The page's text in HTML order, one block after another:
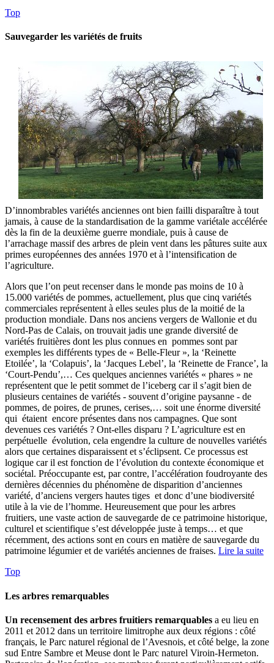
Top
Sauvegarder les variétés de fruits
D’innombrables variétés anciennes ont bien failli disparaître à tout
jamais, à cause de la standardisation de la gamme variétale accélérée
dès la fin de la deuxième guerre mondiale, puis à cause de
l’arrachage massif des arbres de plein vent dans les pâtures suite aux
primes européennes des années 1970 et à l’intensification de
l’agriculture.
Alors que l’on peut recenser dans le monde pas moins de 10 à
15.000 variétés de pommes, actuellement, plus que cinq variétés
commerciales représentent à elles seules plus de la moitié de la
production mondiale. Dans nos anciens vergers de Wallonie et du
Nord-Pas de Calais, on trouvait jadis une grande diversité de
variétés fruitières dont les plus connues en pommes sont par
exemples les différents types de « Belle-Fleur », la ‘Reinette
Etoilée’, la ‘Colapuis’, la ‘Jacques Lebel’, la ‘Reinette de France’, la
‘Court-Pendu’,… Ces quelques anciennes variétés « phares » ne
représentent que le petit sommet de l’iceberg car il s’agit bien de
plusieurs centaines de variétés - souvent d’origine paysanne - de
pommes, de poires, de prunes, cerises,… soit une énorme diversité
qui étaient encore présentes dans nos campagnes. Que sont
devenues ces variétés ? Ont-elles disparu ? L’agriculture est en
perpétuelle évolution, cela engendre la culture de nouvelles variétés
alors que certaines disparaissent et s’éclipsent. Ce processus est
logique car il est fonction de l’évolution du contexte économique et
sociétal. Préoccupante est, par contre, l’accélération foudroyante des
dernières décennies du phénomène de disparition d’anciennes
variété, d’anciens vergers hautes tiges et donc d’une biodiversité
utile à la vie de l’homme. Heureusement que pour les arbres
fruitiers, une vaste action de sauvegarde de ce patrimoine historique,
culturel et scientifique s’est développée juste à temps… et que
récemment, des actions sont en cours en matière de sauvegarde du
patrimoine légumier et de variétés anciennes de fraises. Lire la suite
Top
Les arbres remarquables
Un recensement des arbres fruitiers remarquables a eu lieu en
2011 et 2012 dans un territoire limitrophe aux deux régions : côté
français, le Parc naturel régional de l’Avesnois, et côté belge, la zone
sud Entre Sambre et Meuse dont le Parc naturel Viroin-Hermeton.